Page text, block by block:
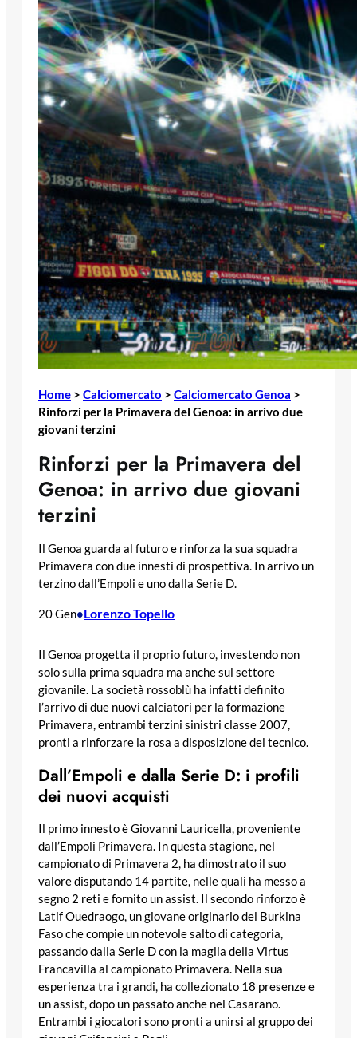
Home > Calciomercato > Calciomercato Genoa >
Rinforzi per la Primavera del Genoa: in arrivo due
giovani terzini
Rinforzi per la Primavera del
Genoa: in arrivo due giovani
terzini
Il Genoa guarda al futuro e rinforza la sua squadra
Primavera con due innesti di prospettiva. In arrivo un
terzino dall’Empoli e uno dalla Serie D.
20 Gen•Lorenzo Topello
Il Genoa progetta il proprio futuro, investendo non
solo sulla prima squadra ma anche sul settore
giovanile. La società rossoblù ha infatti definito
l’arrivo di due nuovi calciatori per la formazione
Primavera, entrambi terzini sinistri classe 2007,
pronti a rinforzare la rosa a disposizione del tecnico.
Dall’Empoli e dalla Serie D: i profili
dei nuovi acquisti
Il primo innesto è Giovanni Lauricella, proveniente
dall’Empoli Primavera. In questa stagione, nel
campionato di Primavera 2, ha dimostrato il suo
valore disputando 14 partite, nelle quali ha messo a
segno 2 reti e fornito un assist. Il secondo rinforzo è
Latif Ouedraogo, un giovane originario del Burkina
Faso che compie un notevole salto di categoria,
passando dalla Serie D con la maglia della Virtus
Francavilla al campionato Primavera. Nella sua
esperienza tra i grandi, ha collezionato 18 presenze e
un assist, dopo un passato anche nel Casarano.
Entrambi i giocatori sono pronti a unirsi al gruppo dei